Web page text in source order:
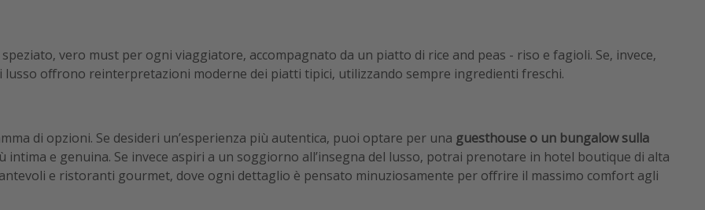
vero must per ogni viaggiatore, accompagnato da un piatto di rice and peas - riso e fagioli. Se, invece,
offrono reinterpretazioni moderne dei piatti tipici, utilizzando sempre ingredienti freschi.
di opzioni. Se desideri un’esperienza più autentica, puoi optare per una guesthouse o un bungalow sulla
e genuina. Se invece aspiri a un soggiorno all’insegna del lusso, potrai prenotare in hotel boutique di alta
e ristoranti gourmet, dove ogni dettaglio è pensato minuziosamente per offrire il massimo comfort agli